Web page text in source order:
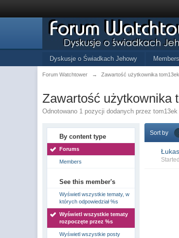
Dyskusje o Świadkach Jehowy Members
Forum Watchtower → Zawartość użytkownika tom13ek
Zawartość użytkownika
Odnotowano 1 pozycji dodanych przez tom13ek
By content type
Forums
Members
See this member's
Wyświetl wszystkie tematy, w
których odpowiedział %s
Wyświetl wszystkie tematy
rozpoczęte przez %s
Wyświetl wszystkie posty
Sort by